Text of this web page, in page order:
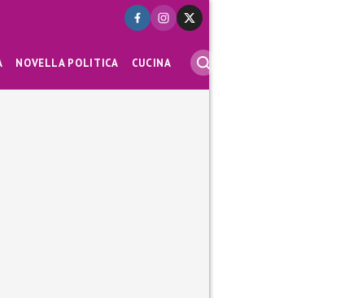
NOVELLA POLITICA CUCINA